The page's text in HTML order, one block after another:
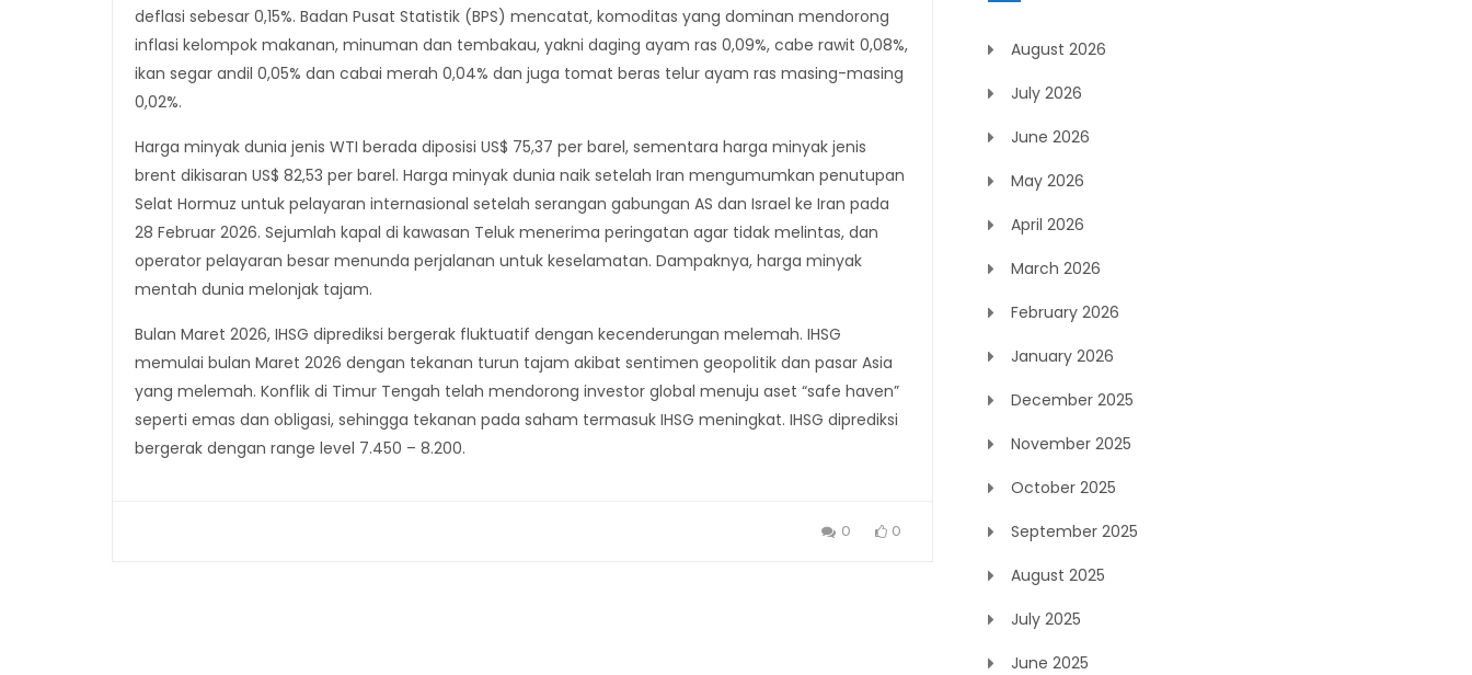
deflasi sebesar 0,15%. Badan Pusat Statistik (BPS) mencatat, komoditas yang dominan mendorong
inflasi kelompok makanan, minuman dan tembakau, yakni daging ayam ras 0,09%, cabe rawit 0,08%,
ikan segar andil 0,05% dan cabai merah 0,04% dan juga tomat beras telur ayam ras masing-masing
0,02%.
Harga minyak dunia jenis WTI berada diposisi US$ 75,37 per barel, sementara harga minyak jenis
brent dikisaran US$ 82,53 per barel. Harga minyak dunia naik setelah Iran mengumumkan penutupan
Selat Hormuz untuk pelayaran internasional setelah serangan gabungan AS dan Israel ke Iran pada
28 Februar 2026. Sejumlah kapal di kawasan Teluk menerima peringatan agar tidak melintas, dan
operator pelayaran besar menunda perjalanan untuk keselamatan. Dampaknya, harga minyak
mentah dunia melonjak tajam.
Bulan Maret 2026, IHSG diprediksi bergerak fluktuatif dengan kecenderungan melemah. IHSG
memulai bulan Maret 2026 dengan tekanan turun tajam akibat sentimen geopolitik dan pasar Asia
yang melemah. Konflik di Timur Tengah telah mendorong investor global menuju aset “safe haven”
seperti emas dan obligasi, sehingga tekanan pada saham termasuk IHSG meningkat. IHSG diprediksi
bergerak dengan range level 7.450 – 8.200.
0 0
August 2026
July 2026
June 2026
May 2026
April 2026
March 2026
February 2026
January 2026
December 2025
November 2025
October 2025
September 2025
August 2025
July 2025
June 2025